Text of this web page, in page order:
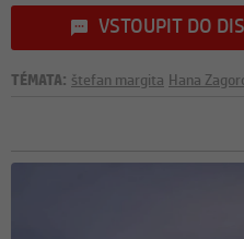
VSTOUPIT DO
TÉMATA: štefan margita Hana